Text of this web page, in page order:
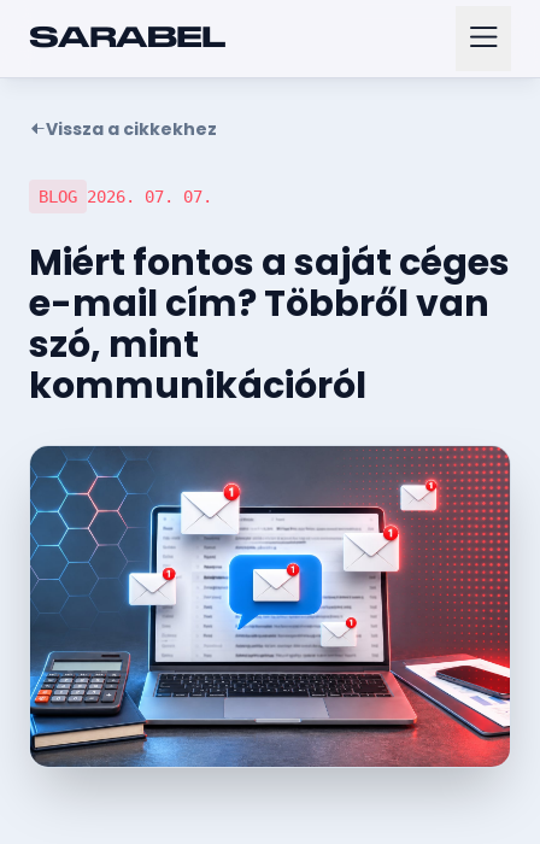
SARABEL
Vissza a cikkekhez
BLOG 2026. 07. 07.
Miért fontos a saját céges
e-mail cím? Többről van
szó, mint
kommunikációról